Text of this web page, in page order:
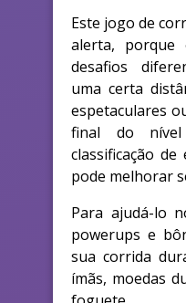
Este jogo de
alerta, porque
desafios
uma certa
espetaculares
final do
classificação
pode melhorar
Para ajudá-lo
powerups e
sua corrida
ímãs, moedas